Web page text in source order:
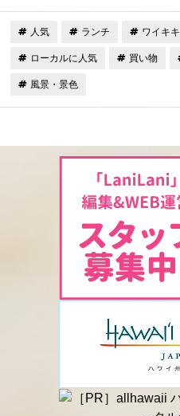
人気 ランチ ワイキキ
ローカルに人気 買い物
風景・景色